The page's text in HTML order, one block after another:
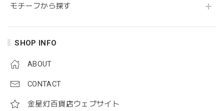
モチーフから探す
SHOP INFO
ABOUT
CONTACT
金星灯百貨店ウェブサイト